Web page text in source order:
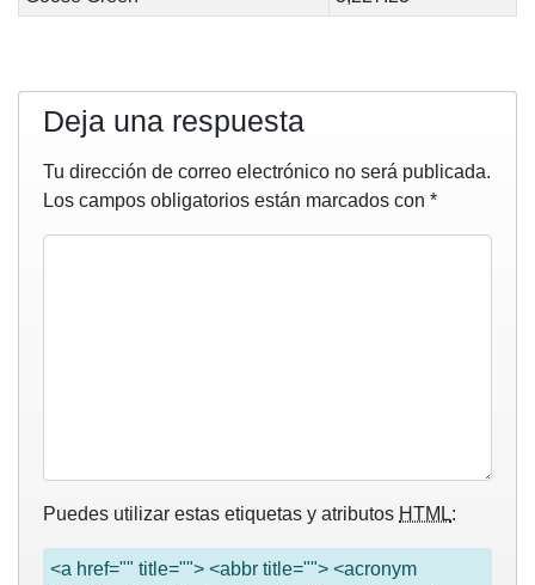
Deja una respuesta
Tu dirección de correo electrónico no será publicada.
Los campos obligatorios están marcados con *
Puedes utilizar estas etiquetas y atributos HTML:
<a href="" title=""> <abbr title=""> <acronym